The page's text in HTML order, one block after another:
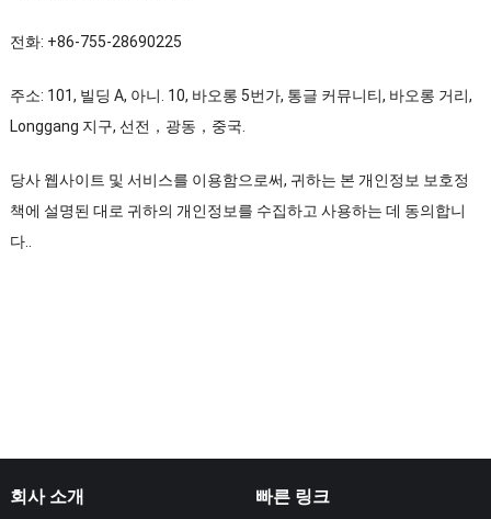
전화: +86-755-28690225
주소: 101, 빌딩 A, 아니. 10, 바오롱 5번가, 통글 커뮤니티, 바오롱 거리,
Longgang 지구, 선전，광동，중국.
당사 웹사이트 및 서비스를 이용함으로써, 귀하는 본 개인정보 보호정
책에 설명된 대로 귀하의 개인정보를 수집하고 사용하는 데 동의합니
다..
회사 소개 빠른 링크